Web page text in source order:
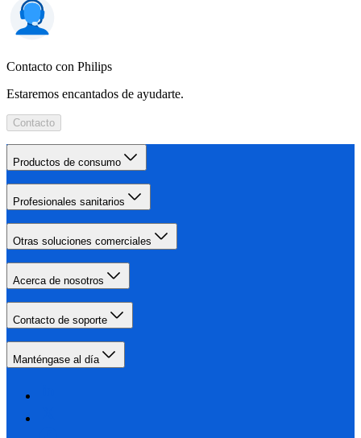
Contacto con Philips
Estaremos encantados de ayudarte.
Contacto
Productos de consumo
Profesionales sanitarios
Otras soluciones comerciales
Acerca de nosotros
Contacto de soporte
Manténgase al día